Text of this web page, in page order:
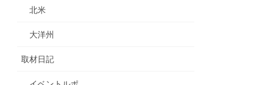
北米
大洋州
取材日記